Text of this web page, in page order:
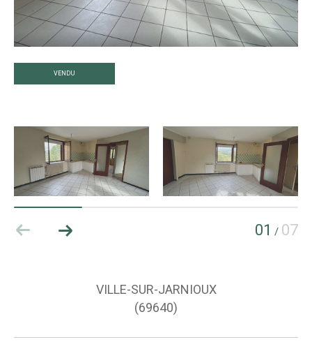
VENDU
01 / 07
VILLE-SUR-JARNIOUX
(69640)